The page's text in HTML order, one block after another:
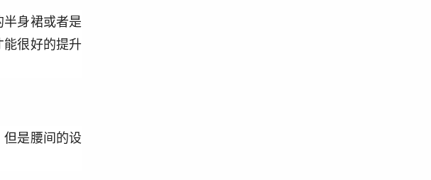
身裙或者是
很好的提升
是腰间的设